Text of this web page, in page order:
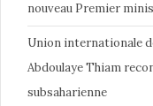
nouveau Premier
Union internationale
Abdoulaye Thiam
subsaharienne